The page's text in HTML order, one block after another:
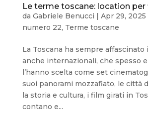
Le terme toscane: location
da Gabriele Benucci | Apr 29, 2025
numero 22, Terme toscane
La Toscana ha sempre affascinato
anche internazionali, che spesso
l’hanno scelta come set
suoi panorami mozzafiato, le città
la storia e cultura, i film girati in
contano e...